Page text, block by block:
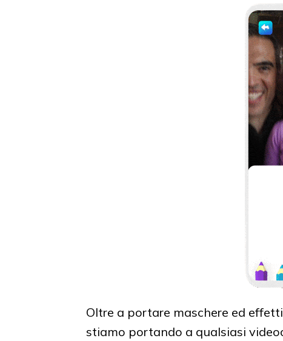
Oltre a portare maschere ed
stiamo portando a qualsiasi